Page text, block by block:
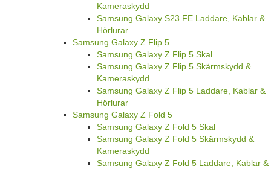
Kameraskydd
Samsung Galaxy S23 FE Laddare, Kablar &
Hörlurar
Samsung Galaxy Z Flip 5
Samsung Galaxy Z Flip 5 Skal
Samsung Galaxy Z Flip 5 Skärmskydd &
Kameraskydd
Samsung Galaxy Z Flip 5 Laddare, Kablar &
Hörlurar
Samsung Galaxy Z Fold 5
Samsung Galaxy Z Fold 5 Skal
Samsung Galaxy Z Fold 5 Skärmskydd &
Kameraskydd
Samsung Galaxy Z Fold 5 Laddare, Kablar &